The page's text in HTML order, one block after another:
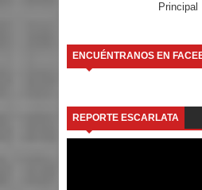
Principal
ENCUÉNTRANOS EN
REPORTE ESCARLATA